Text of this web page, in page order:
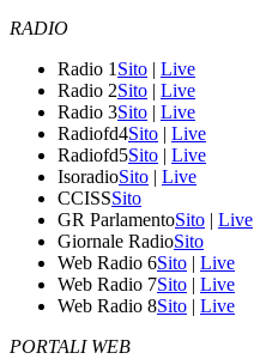
RADIO
Radio 1 Sito | Live
Radio 2Sito | Live
Radio 3Sito | Live
Radiofd4Sito | Live
Radiofd5Sito | Live
IsoradioSito | Live
CCISSSito
GR ParlamentoSito | Live
Giornale RadioSito
Web Radio 6Sito | Live
Web Radio 7Sito | Live
Web Radio 8Sito | Live
PORTALI WEB